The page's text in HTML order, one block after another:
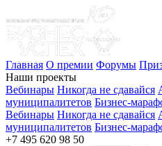
Главная О премии Форумы
Наши проекты
Вебинары Никогда не сдавайся
муниципалитетов Бизнес-
Вебинары Никогда не сдавайся
муниципалитетов Бизнес-
+7 495 620 98 50